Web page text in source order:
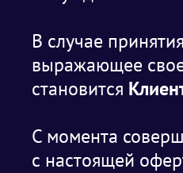
В случае
выражающее свое
становится
С момента
с настоящей